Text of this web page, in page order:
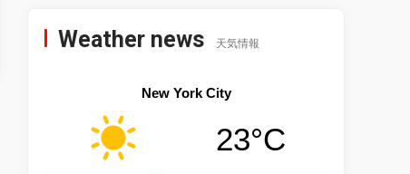
Weather news 天気情報
New York City
23°C